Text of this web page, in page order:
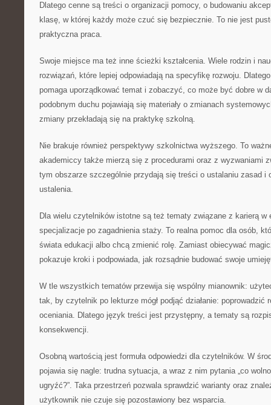
Dlatego cenne są treści o organizacji pomocy, o budowaniu
klasę, w której każdy może czuć się bezpiecznie. To nie jest
praktyczna praca.
Swoje miejsce ma też inne ścieżki kształcenia. Wiele rodzin i
rozwiązań, które lepiej odpowiadają na specyfikę rozwoju.
pomaga uporządkować temat i zobaczyć, co może być dobre w
podobnym duchu pojawiają się materiały o zmianach
zmiany przekładają się na praktykę szkolną.
Nie brakuje również perspektywy szkolnictwa wyższego. To
akademiccy także mierzą się z procedurami oraz z wyzwaniami
tym obszarze szczególnie przydają się treści o ustalaniu zasad i
ustalenia.
Dla wielu czytelników istotne są też tematy związane z karierą w
specjalizacje po zagadnienia staży. To realna pomoc dla osób,
świata edukacji albo chcą zmienić rolę. Zamiast obiecywać
pokazuje kroki i podpowiada, jak rozsądnie budować swoje
W tle wszystkich tematów przewija się wspólny mianownik:
tak, by czytelnik po lekturze mógł podjąć działanie: poprowadzić
oceniania. Dlatego język treści jest przystępny, a tematy są
konsekwencji.
Osobną wartością jest formuła odpowiedzi dla czytelników. W
pojawia się nagle: trudna sytuacja, a wraz z nim pytania „co
ugryźć?”. Taka przestrzeń pozwala sprawdzić warianty oraz
użytkownik nie czuje się pozostawiony bez wsparcia.